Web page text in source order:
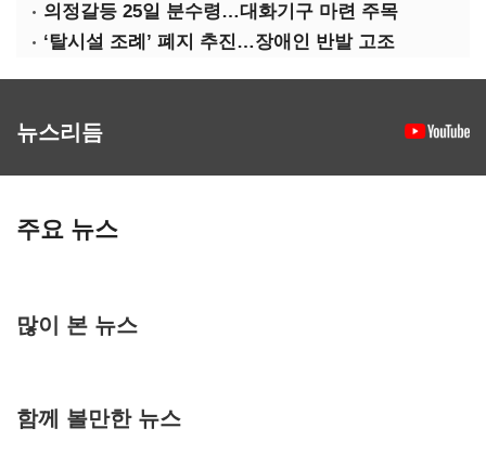
의정갈등 25일 분수령…대화기구 마련 주목
‘탈시설 조례’ 폐지 추진…장애인 반발 고조
뉴스리듬
주요 뉴스
많이 본 뉴스
함께 볼만한 뉴스